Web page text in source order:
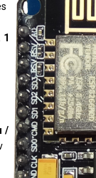
/